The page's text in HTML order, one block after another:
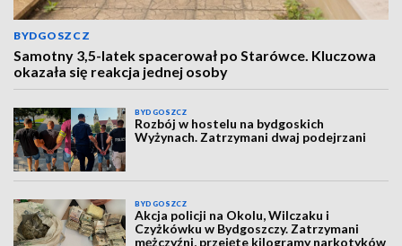
BYDGOSZCZ
Samotny 3,5-latek spacerował po Starówce. Kluczowa
okazała się reakcja jednej osoby
BYDGOSZCZ
Rozbój w hostelu na bydgoskich
Wyżynach. Zatrzymani dwaj podejrzani
BYDGOSZCZ
Akcja policji na Okolu, Wilczaku i
Czyżkówku w Bydgoszczy. Zatrzymani
mężczyźni, przejęte kilogramy narkotyków